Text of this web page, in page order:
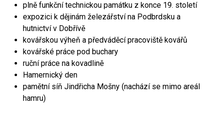
plně funkční technickou památku z konce 19. století
expozici k dějinám železářství na Podbrdsku a
hutnictví v Dobřívě
kovářskou výheň a předváděcí pracoviště kovářů
kovářské práce pod buchary
ruční práce na kovadlině
Hamernický den
pamětní síň Jindřicha Mošny (nachází se mimo areál
hamru)